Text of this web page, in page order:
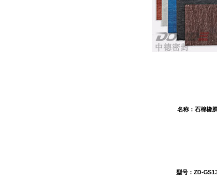
名称： 石棉橡
型号：ZD-